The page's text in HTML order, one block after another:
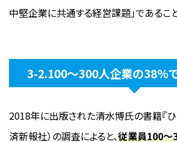
中堅企業に共通する経営課題」であるこ
3-2.100〜300人企業の38%
2018年に出版された清水博氏の書籍『ひ
済新報社）の調査によると、従業員100〜